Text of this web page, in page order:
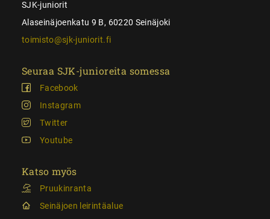
SJK-juniorit
Alaseinäjoenkatu 9 B, 60220 Seinäjoki
toimisto@sjk-juniorit.fi
Seuraa SJK-junioreita somessa
Facebook
Instagram
Twitter
Youtube
Katso myös
Pruukinranta
Seinäjoen leirintäalue